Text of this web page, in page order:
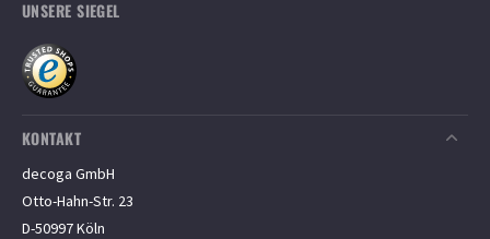
UNSERE SIEGEL
KONTAKT
decoga GmbH
Otto-Hahn-Str. 23
D-50997 Köln